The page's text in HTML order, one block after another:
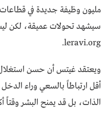
مليون وظيفة جديدة في
سيشهد تحولات عميقة، لكن
leravi.org.
ويعتقد غيتس أن حسن
أقل ارتباطاً بالسعي وراء الدخل
الذات، بل قد يمنح البشر وقتاً